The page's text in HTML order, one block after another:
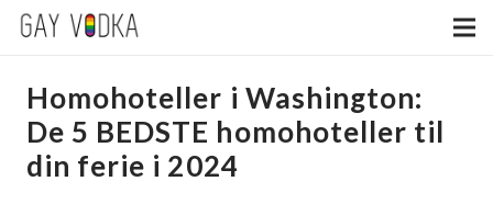
Homohoteller i Washington:
De 5 BEDSTE homohoteller til
din ferie i 2024